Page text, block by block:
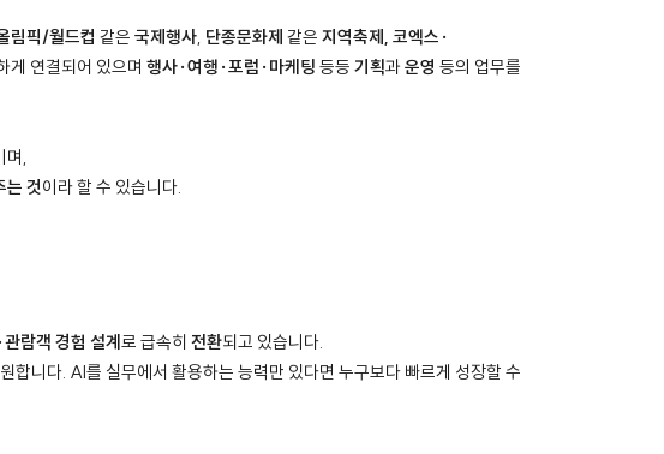
림픽/월드컵 같은 국제행사, 단종문화제 같은 지역축제, 코엑스·
게 연결되어 있으며 행사·여행·포럼·마케팅 등등 기획과 운영 등의 업무를
며,
는 것이라 할 수 있습니다.
람객 경험 설계 로 급속히 전환되고 있습니다.
합니다. AI를 실무에서 활용하는 능력만 있다면 누구보다 빠르게 성장할 수